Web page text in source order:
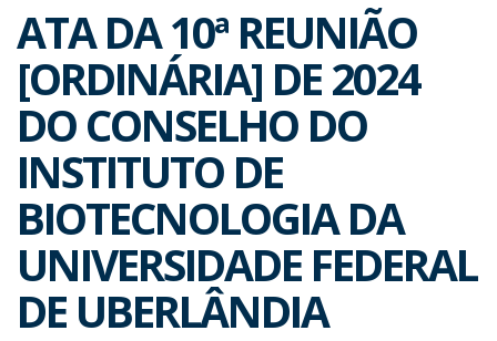
ATA DA 10ª REUNIÃO
[ORDINÁRIA] DE 2024
DO CONSELHO DO
INSTITUTO DE
BIOTECNOLOGIA DA
UNIVERSIDADE FEDERAL
DE UBERLÂNDIA